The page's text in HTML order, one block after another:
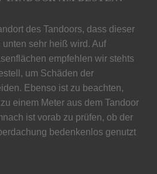
des Tandoors, dass dieser
sehr heiß wird. Auf
empfehlen wir stehts
um Schäden der
Ebenso ist zu beachten,
einem Meter aus dem Tandoor
ist vorab zu prüfen, ob der
bedenkenlos genutzt